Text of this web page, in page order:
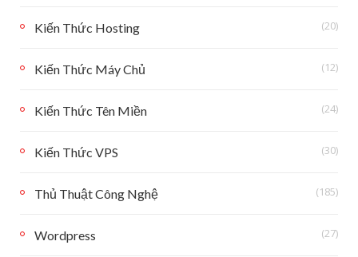
Kiến Thức Hosting (20)
Kiến Thức Máy Chủ (12)
Kiến Thức Tên Miền (24)
Kiến Thức VPS (30)
Thủ Thuật Công Nghệ (185)
Wordpress (27)